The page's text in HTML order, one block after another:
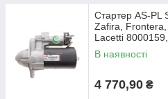
Стартер AS-PL
Zafira, Frontera,
Lacetti
В наявності
4 770,90 ₴